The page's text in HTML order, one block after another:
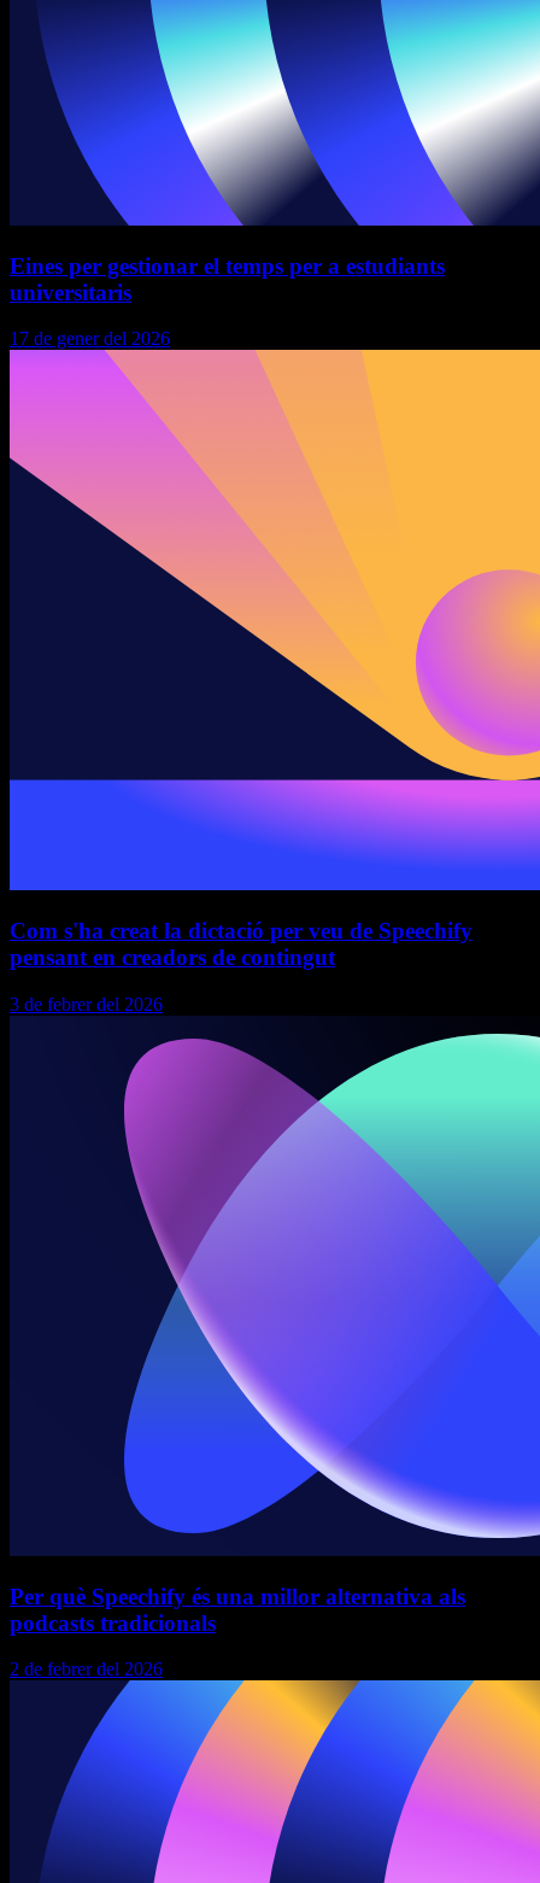
Eines per gestionar el temps per a estudiants
universitaris
17 de gener del 2026
Com s'ha creat la dictació per veu de Speechify
pensant en creadors de contingut
3 de febrer del 2026
Per què Speechify és una millor alternativa als
podcasts tradicionals
2 de febrer del 2026